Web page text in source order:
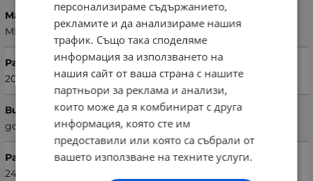
Марка
MISS BELLA
Размери на плика (Ш х В)
200 х 220 см
Вид чаршаф
долен
Размери на чаршафа (Ш х В)
240 х 260 см
персонализираме съдържанието,
рекламите и да анализираме нашия
трафик. Също така споделяме
информация за използването на
нашия сайт от ваша страна с нашите
партньори за реклама и анализи,
които може да я комбинират с друга
информация, която сте им
предоставили или която са събрали от
вашето използване на техните услуги.